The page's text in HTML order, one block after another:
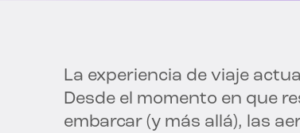
La experiencia de viaje
Desde el momento en que
embarcar (y más allá), las